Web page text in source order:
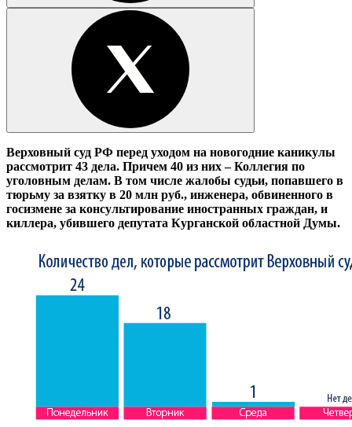
Верховный суд РФ перед уходом на новогодние каникулы
рассмотрит 43 дела. Причем 40 из них – Коллегия по
уголовным делам. В том числе жалобы судьи, попавшего в
тюрьму за взятку в 20 млн руб., инженера, обвиненного в
госизмене за консультирование иностранных граждан, и
киллера, убившего депутата Курганской областной Думы.